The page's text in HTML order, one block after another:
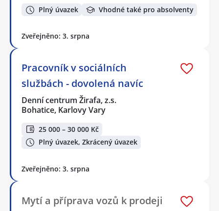
Plný úvazek Vhodné také pro absolventy
Zveřejněno: 3. srpna
Pracovník v sociálních
službách - dovolená navíc
Denní centrum Žirafa, z.s.
Bohatice, Karlovy Vary
25 000 – 30 000 Kč
Plný úvazek, Zkrácený úvazek
Zveřejněno: 3. srpna
Mytí a příprava vozů k prodeji